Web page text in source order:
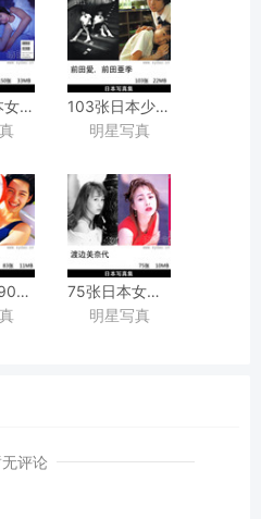
星泳装艺术写真集
星村岡綾佳泳装内衣写真集
]
103张日本少女前田愛,
前田亜季复古胶片写真
亜季写真集
1311』
[ワニブックス
[，
藤井春日摄影作品
明星写真
写真集
年代写真偶像戸口彩也子
75张日本女星昭和写真偶像
明星写真
评论